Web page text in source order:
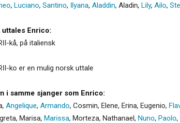
, Luciano, Santino, Ilyana, Aladdin, Aladin, Lily, Ailo,
uttales Enrico:
kå, på italiensk
ko er en mulig norsk uttale
i samme sjanger som Enrico:
, Angelique, Armando, Cosmin, Elene, Erina, Eugenio,
, Marisa, Marissa, Morteza, Nathanael, Nuno, Paolo,